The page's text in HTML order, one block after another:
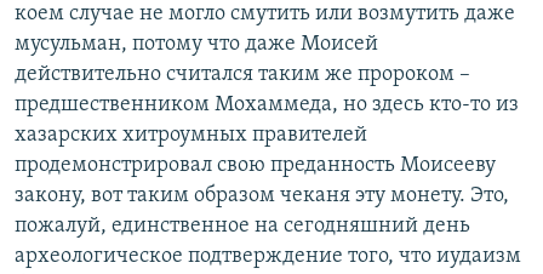
коем случае не могло смутить или возмутить даже
мусульман, потому что даже Моисей
действительно считался таким же пророком –
предшественником Мохаммеда, но здесь кто-то из
хазарских хитроумных правителей
продемонстрировал свою преданность Моисееву
закону, вот таким образом чеканя эту монету. Это,
пожалуй, единственное на сегодняшний день
археологическое подтверждение того, что иудаизм